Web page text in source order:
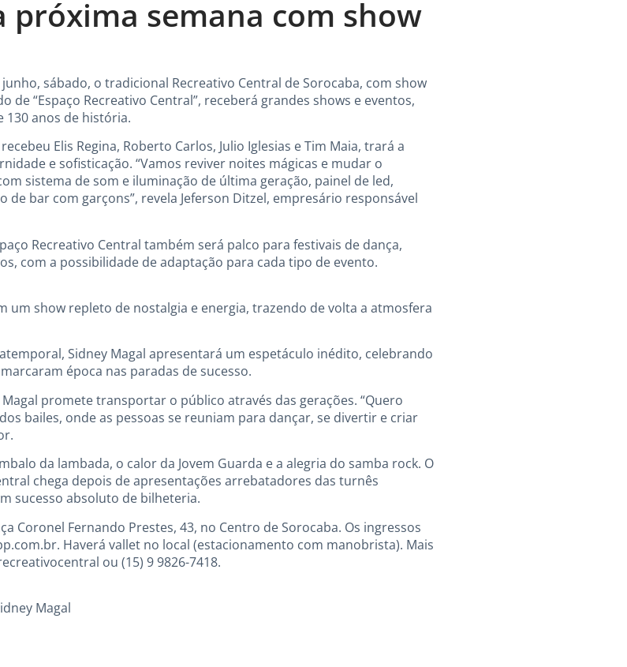
semana com show
sábado, o tradicional Recreativo Central de Sorocaba, com show
de “Espaço Recreativo Central”, receberá grandes shows e eventos,
130 anos de história.
Elis Regina, Roberto Carlos, Julio Iglesias e Tim Maia, trará a
e sofisticação. “Vamos reviver noites mágicas e mudar o
sistema de som e iluminação de última geração, painel de led,
de bar com garçons”, revela Jeferson Ditzel, empresário responsável
Recreativo Central também será palco para festivais de dança,
com a possibilidade de adaptação para cada tipo de evento.
um show repleto de nostalgia e energia, trazendo de volta a atmosfera
Sidney Magal apresentará um espetáculo inédito, celebrando
época nas paradas de sucesso.
promete transportar o público através das gerações. “Quero
bailes, onde as pessoas se reuniam para dançar, se divertir e criar
da lambada, o calor da Jovem Guarda e a alegria do samba rock. O
chega depois de apresentações arrebatadores das turnês
sucesso absoluto de bilheteria.
Coronel Fernando Prestes, 43, no Centro de Sorocaba. Os ingressos
Haverá vallet no local (estacionamento com manobrista). Mais
ou (15) 9 9826-7418.
Magal